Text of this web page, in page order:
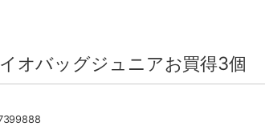
オバッグジュニアお買得3個